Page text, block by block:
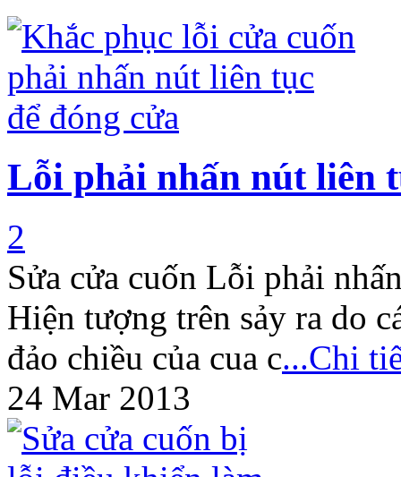
Lỗi phải nhấn nút liên
2
Sửa cửa cuốn Lỗi phải
Hiện tượng trên sảy ra do
đảo chiều của cua c...Chi
24 Mar 2013